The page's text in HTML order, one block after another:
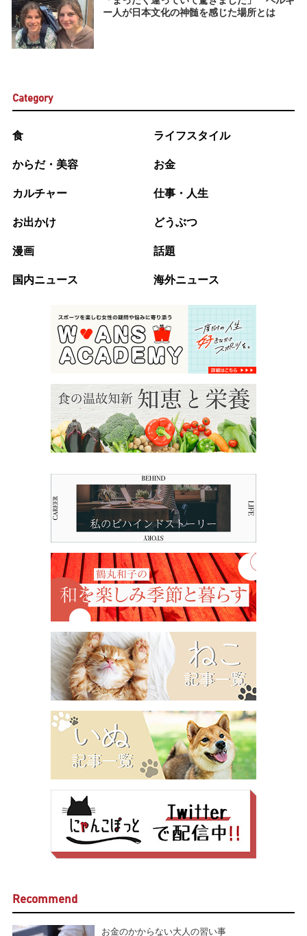
ー人が日本文化の神髄を感じた場所とは
Category
食 ライフスタイル
からだ・美容 お金
カルチャー 仕事・人生
お出かけ どうぶつ
漫画 話題
国内ニュース 海外ニュース
Recommend
お金のかからない大人の習い事